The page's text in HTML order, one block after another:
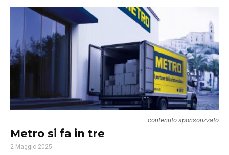
contenuto sponsorizzato
Metro si fa in tre
2 Maggio 2025